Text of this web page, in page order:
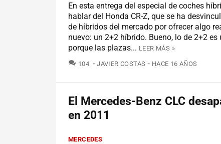
En esta entrega del especial de coches
hablar del Honda CR-Z, que se ha
de híbridos del mercado por ofrecer algo
nuevo: un 2+2 híbrido. Bueno, lo de 2+2 es
porque las plazas... LEER MÁS »
104 COMENTARIOS
JAVIER COSTAS HACE 16 AÑOS
El Mercedes-Benz CLC
en 2011
MERCEDES